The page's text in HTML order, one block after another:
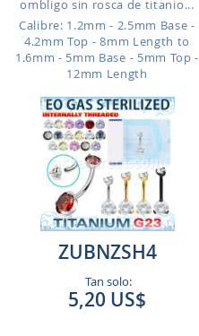
ombligo sin rosca de titanio...
Calibre: 1.2mm - 2.5mm Base -
4.2mm Top - 8mm Length to
1.6mm - 5mm Base - 5mm Top -
12mm Length
ZUBNZSH4
Tan solo:
5,20 US$